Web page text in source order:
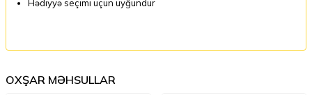
Hədiyyə seçimi üçün uyğundur
OXŞAR MƏHSULLAR